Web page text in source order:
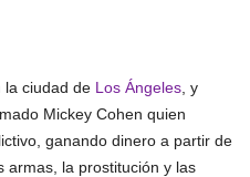
la ciudad de Los Ángeles , y
Mickey Cohen quien
ganando dinero a partir de
armas, la prostitución y las